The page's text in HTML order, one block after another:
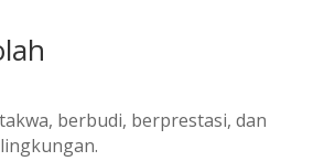
berbudi, berprestasi, dan